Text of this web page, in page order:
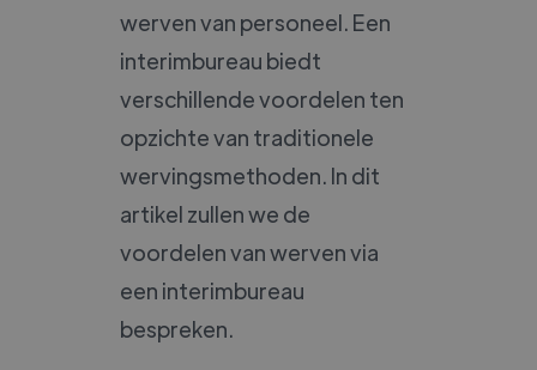
werven van personeel. Een
interimbureau biedt
verschillende voordelen ten
opzichte van traditionele
wervingsmethoden. In dit
artikel zullen we de
voordelen van werven via
een interimbureau
bespreken.